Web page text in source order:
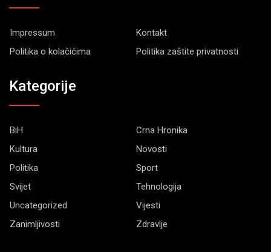
Impressum
Kontakt
Politika o kolačićima
Politika zaštite privatnosti
Kategorije
BiH
Crna Hronika
Kultura
Novosti
Politika
Sport
Svijet
Tehnologija
Uncategorized
Vijesti
Zanimljivosti
Zdravlje